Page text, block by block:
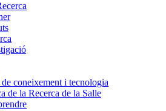
coneixement i tecnologia
de la Recerca de la Salle